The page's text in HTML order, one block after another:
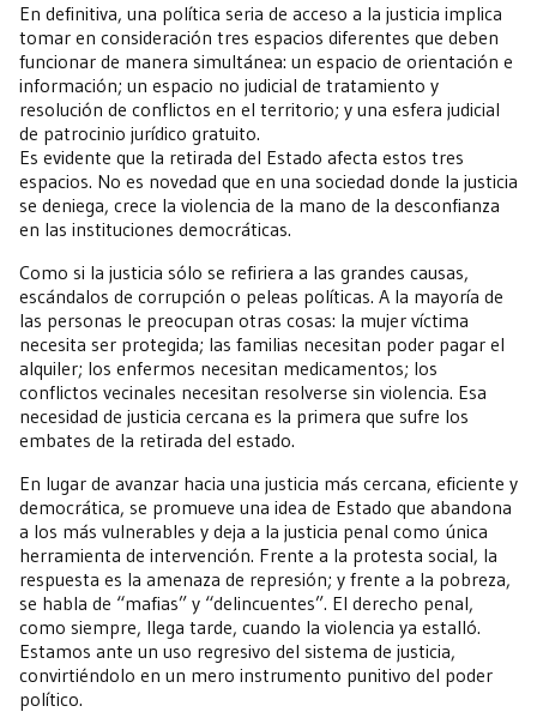
En definitiva, una política seria de acceso a la justicia implica
tomar en consideración tres espacios diferentes que deben
funcionar de manera simultánea: un espacio de orientación e
información; un espacio no judicial de tratamiento y
resolución de conflictos en el territorio; y una esfera judicial
de patrocinio jurídico gratuito.
Es evidente que la retirada del Estado afecta estos tres
espacios. No es novedad que en una sociedad donde la justicia
se deniega, crece la violencia de la mano de la desconfianza
en las instituciones democráticas.
Como si la justicia sólo se refiriera a las grandes causas,
escándalos de corrupción o peleas políticas. A la mayoría de
las personas le preocupan otras cosas: la mujer víctima
necesita ser protegida; las familias necesitan poder pagar el
alquiler; los enfermos necesitan medicamentos; los
conflictos vecinales necesitan resolverse sin violencia. Esa
necesidad de justicia cercana es la primera que sufre los
embates de la retirada del estado.
En lugar de avanzar hacia una justicia más cercana, eficiente y
democrática, se promueve una idea de Estado que abandona
a los más vulnerables y deja a la justicia penal como única
herramienta de intervención. Frente a la protesta social, la
respuesta es la amenaza de represión; y frente a la pobreza,
se habla de “mafias” y “delincuentes”. El derecho penal,
como siempre, llega tarde, cuando la violencia ya estalló.
Estamos ante un uso regresivo del sistema de justicia,
convirtiéndolo en un mero instrumento punitivo del poder
político.